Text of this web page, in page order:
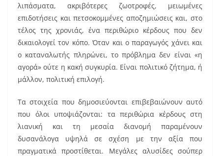
λιπάσματα, ακριβότερες ζωοτροφές, μειωμένες
επιδοτήσεις και πετσοκομμένες αποζημιώσεις και, στο
τέλος της χρονιάς, ένα περιθώριο κέρδους που δεν
δικαιολογεί τον κόπο. Όταν και ο παραγωγός χάνει και
ο καταναλωτής πληρώνει, το πρόβλημα δεν είναι «η
αγορά» ούτε η κακή συγκυρία. Είναι πολιτικό ζήτημα, ή
μάλλον, πολιτική επιλογή.
Τα στοιχεία που δημοσιεύονται επιβεβαιώνουν αυτό
που όλοι υποψιάζονται: τα περιθώρια κέρδους στη
λιανική και τη μεσαία διανομή παραμένουν
δυσανάλογα υψηλά σε σχέση με την αξία που
πραγματικά προστίθεται. Μεγάλες αλυσίδες σούπερ